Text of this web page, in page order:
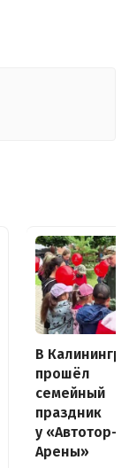
В
прошёл
семейный
праздник
у «Автотор-
Арены»